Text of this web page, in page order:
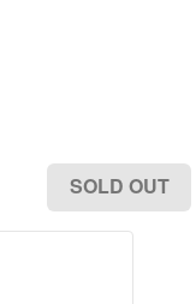
SOLD OUT